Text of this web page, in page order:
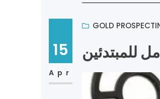
15
Apr
GOLD
للمبتدئين